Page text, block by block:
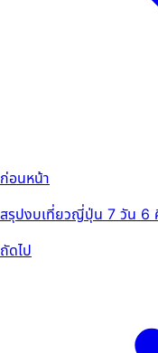
ก่อนหน้า
สรุปงบเที่ยวญี่ปุ่น 7 วัน 6
ถัดไป